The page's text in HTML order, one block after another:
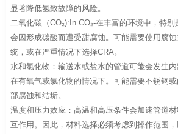
显著降低氢致故障的风险。
二氧化碳（CO₂):In CO₂-在丰富的环境中，特
会因形成碳酸而遭受甜腐蚀。可能需要使用腐
统，或在严重情况下选择CRA。
水和氯化物：输送水或盐水的管道可能会发生
在有氧气或氯化物的情况下。可能需要不锈钢
部腐蚀和结垢。
温度和压力效应：高温和高压条件会加速管道
互作用。因此，材料选择必须考虑到操作范围